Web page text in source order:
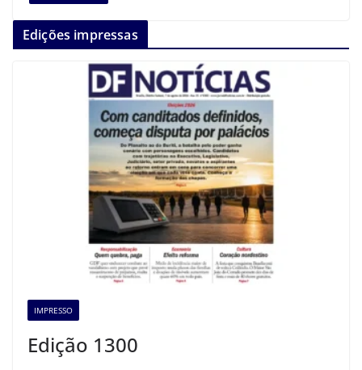
Edições impressas
IMPRESSO
Edição 1300